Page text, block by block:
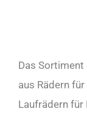
Das
aus Rädern
Laufrädern für